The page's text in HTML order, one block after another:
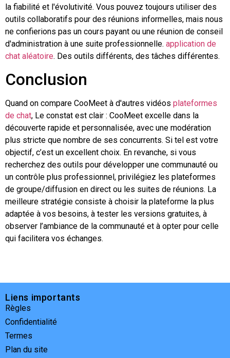
la fiabilité et l'évolutivité. Vous pouvez toujours utiliser des
outils collaboratifs pour des réunions informelles, mais nous
ne confierions pas un cours payant ou une réunion de conseil
d'administration à une suite professionnelle. application de
chat aléatoire. Des outils différents, des tâches différentes.
Conclusion
Quand on compare CooMeet à d'autres vidéos plateformes
de chat, Le constat est clair : CooMeet excelle dans la
découverte rapide et personnalisée, avec une modération
plus stricte que nombre de ses concurrents. Si tel est votre
objectif, c’est un excellent choix. En revanche, si vous
recherchez des outils pour développer une communauté ou
un contrôle plus professionnel, privilégiez les plateformes
de groupe/diffusion en direct ou les suites de réunions. La
meilleure stratégie consiste à choisir la plateforme la plus
adaptée à vos besoins, à tester les versions gratuites, à
observer l’ambiance de la communauté et à opter pour celle
qui facilitera vos échanges.
Liens importants
Règles
Confidentialité
Termes
Plan du site